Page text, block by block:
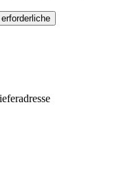
erforderliche